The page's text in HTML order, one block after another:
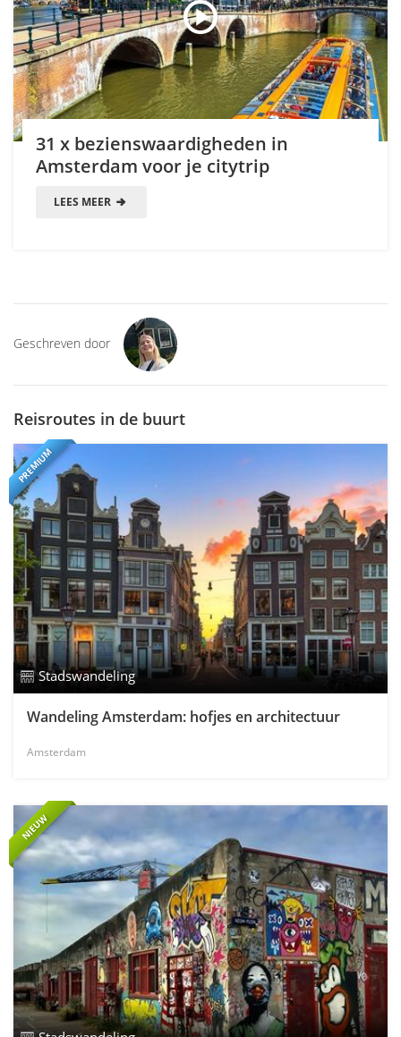
31 x bezienswaardigheden in
Amsterdam voor je citytrip
LEES MEER
Geschreven door
Reisroutes in de buurt
PREMIUM
Stadswandeling
Wandeling Amsterdam: hofjes en architectuur
Amsterdam
NIEUW